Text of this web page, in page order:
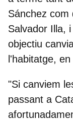
Sánchez com
Salvador Illa,
objectiu
l'habitatge,
"Si canviem
passant a